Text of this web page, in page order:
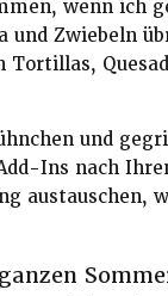
wenn ich
Zwiebeln
und
Ins nach
austauschen,